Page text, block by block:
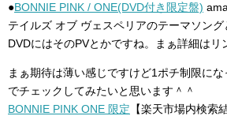
●BONNIE PINK / ONE(DVD付き限定盤)
テイルズ オブ ヴェスペリアのテーマソン
DVDにはそのPVとかですね。まぁ詳細はリ
まぁ期待は薄い感じですけど1ポチ制限に
でチェックしてみたいと思います＾＾
BONNIE PINK ONE 限定 【楽天市場内検索